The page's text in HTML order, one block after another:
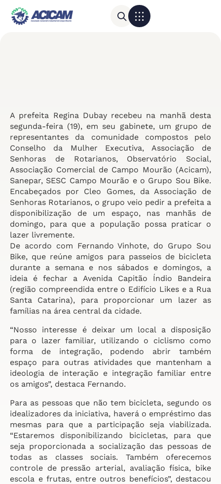
A prefeita Regina Dubay recebeu na manhã desta
segunda-feira (19), em seu gabinete, um grupo de
representantes da comunidade compostos pelo
Conselho da Mulher Executiva, Associação de
Senhoras de Rotarianos, Observatório Social,
Associação Comercial de Campo Mourão (Acicam),
Sanepar, SESC Campo Mourão e o Grupo Sou Bike.
Encabeçados por Cleo Gomes, da Associação de
Senhoras Rotarianos, o grupo veio pedir a prefeita a
disponibilização de um espaço, nas manhãs de
domingo, para que a população possa praticar o
lazer livremente.
De acordo com Fernando Vinhote, do Grupo Sou
Bike, que reúne amigos para passeios de bicicleta
durante a semana e nos sábados e domingos, a
ideia é fechar a Avenida Capitão Índio Bandeira
(região compreendida entre o Edifício Likes e a Rua
Santa Catarina), para proporcionar um lazer as
famílias na área central da cidade.
“Nosso interesse é deixar um local a disposição
para o lazer familiar, utilizando o ciclismo como
forma de integração, podendo abrir também
espaço para outras atividades que mantenham a
ideologia de interação e integração familiar entre
os amigos”, destaca Fernando.
Para as pessoas que não tem bicicleta, segundo os
idealizadores da iniciativa, haverá o empréstimo das
mesmas para que a participação seja viabilizada.
“Estaremos disponibilizando bicicletas, para que
seja proporcionada a socialização das pessoas de
todas as classes sociais. Também oferecemos
controle de pressão arterial, avaliação física, bike
escola e frutas, entre outros benefícios”, destacou